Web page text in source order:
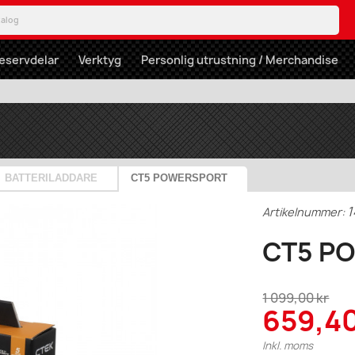
Verktyg Personlig utrustning / Merchandise
BATTERILADDARE CT5 POWERSPORT
Artikelnummer:
CT5
1 099,00 kr
Inkl. moms